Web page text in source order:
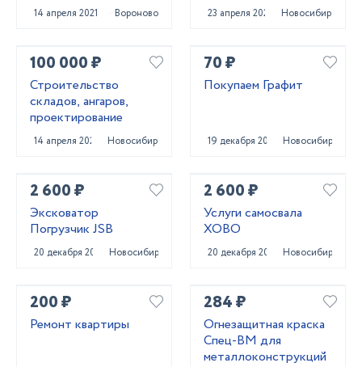
14 апреля 2021 Вороново 23 апреля 2024 Новосибирск
100 000 ₽
Строительство
складов, ангаров,
проектирование
14 апреля 2022 Новосибирск
70 ₽
Покупаем Графит
19 декабря 2023 Новосибирск
2 600 ₽
Эксковатор
Погрузчик JSB
20 декабря 2023 Новосибирск
2 600 ₽
Услуги самосвала
ХОВО
20 декабря 2023 Новосибирск
200 ₽
Ремонт квартиры
284 ₽
Огнезащитная краска
Спец-ВМ для
металлоконструкций